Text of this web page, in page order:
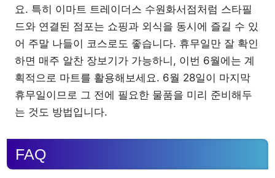
요. 특히 이마트 트레이더스 수원화서점처럼 스타필
드와 연결된 점포는 쇼핑과 외식을 동시에 즐길 수 있
어 주말 나들이 코스로도 좋습니다. 휴무일만 잘 확인
하면 매주 알찬 장보기가 가능하니, 이번 6월에는 계
획적으로 마트를 활용해보세요. 6월 28일이 마지막
휴무일이므로 그 전에 필요한 물품을 미리 준비해두
는 것도 방법입니다.
FAQ